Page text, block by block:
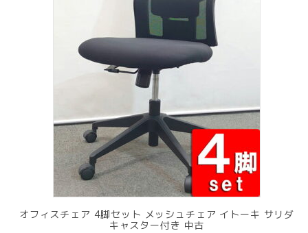
オフィスチェア 4脚セット メッシュチェア イトーキ サリダ
キャスター付き 中古